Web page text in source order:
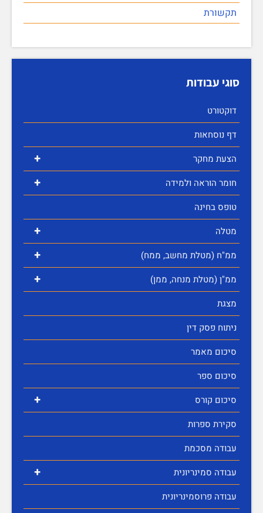
תקשורת
סוגי עבודות
דוקטורט
דף נוסחאות
+ הצעת מחקר
+
חומר הוראה ולמידה
טופס בחינה
+ מטלה
+ ממ"ח (מטלת מחשב, ממח)
+
ממ"ן (מטלת מנחה, ממן)
מצגת
ניתוח פסק דין
סיכום מאמר
סיכום ספר
+
סיכום קורס
סקירת ספרות
עבודה מסכמת
+
עבודה סמינריונית
עבודה פרוסמינריונית